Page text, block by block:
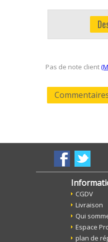
Pas de note client
CGDV
Livraison
Qui
Espace
plan de